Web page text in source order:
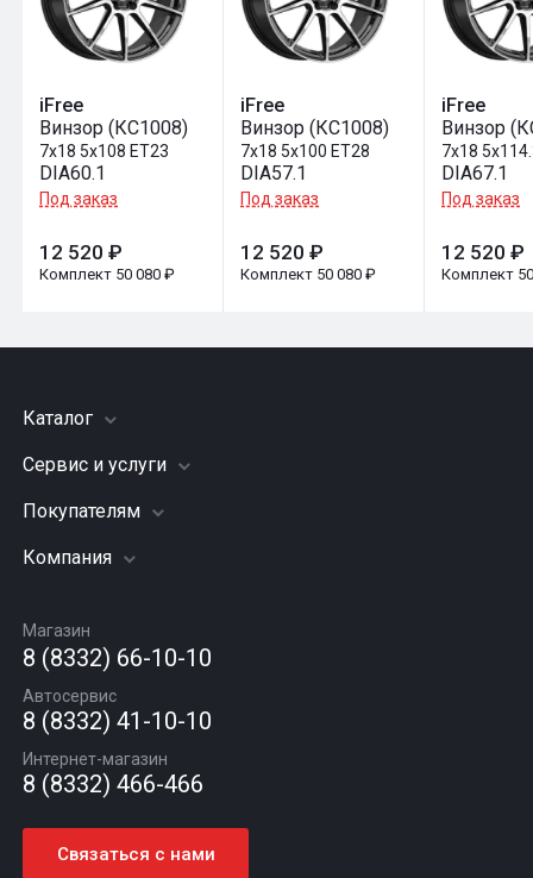
iFree
Винзор (КС1008)
7x18 5x108 ET23
DIA60.1
Под заказ
12 520 ₽
Комплект 50 080 ₽
iFree
Винзор (КС1008)
7x18 5x100 ET28
DIA57.1
Под заказ
12 520 ₽
Комплект 50 080 ₽
iFree
Винзор
7x18
DIA67.1
Под заказ
12 520 ₽
Комплект
Каталог
Шины
Грузовые шины
Диски
Автомасла
Сервис и услуги
Заправка кондиционера
Подвеска (ходовая часть)
Шиномонтаж
Покупателям
Акции
Гарантии и возврат
Компания
Вакансии
Новости
Статьи
Контакты
Магазин
8 (8332) 66-10-10
Автосервис
8 (8332) 41-10-10
Интернет-магазин
8 (8332) 466-466
Связаться с нами